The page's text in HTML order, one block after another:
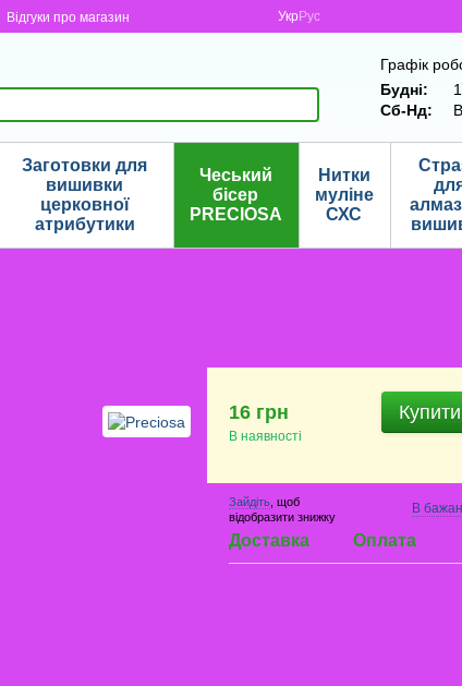
Відгуки про магазин УкрРус
Графік
Будні:
Сб-Нд:
Заготовки для
вишивки
церковної
атрибутики
Чеський
бісер
PRECIOSA
Нитки
муліне
СХС
16 грн
В наявності
Купити
Зайдіть , щоб
відобразити знижку
В
Доставка Оплата